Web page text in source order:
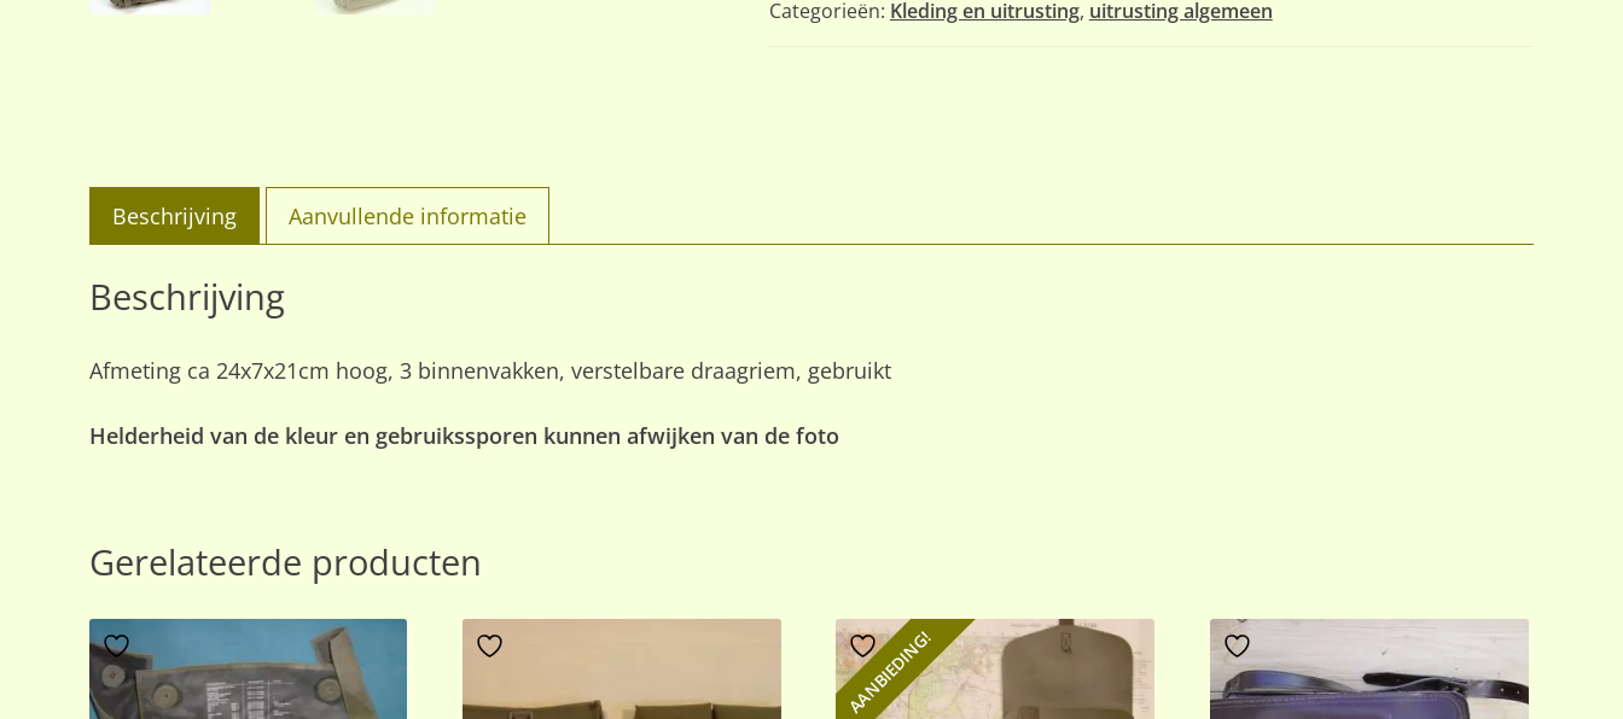
Categorieën: Kleding en uitrusting, uitrusting algemeen
Beschrijving Aanvullende informatie
Beschrijving
Afmeting ca 24x7x21cm hoog, 3 binnenvakken, verstelbare draagriem, gebruikt
Helderheid van de kleur en gebruikssporen kunnen afwijken van de foto
Gerelateerde producten
AANBIEDING!